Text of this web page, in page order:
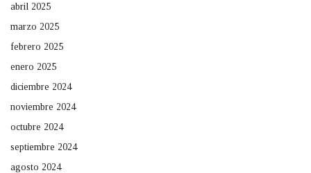
abril 2025
marzo 2025
febrero 2025
enero 2025
diciembre 2024
noviembre 2024
octubre 2024
septiembre 2024
agosto 2024